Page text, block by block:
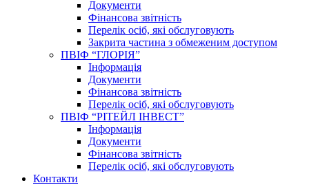
Документи
Фінансова звітність
Перелік осіб, які обслуговують
Закрита частина з обмеженим доступом
ПВІФ “ГЛОРІЯ”
Інформація
Документи
Фінансова звітність
Перелік осіб, які обслуговують
ПВІФ “РІТЕЙЛ ІНВЕСТ”
Інформація
Документи
Фінансова звітність
Перелік осіб, які обслуговують
Контакти